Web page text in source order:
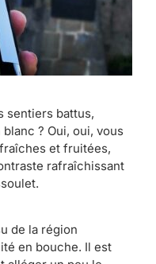
sentiers battus,
? Oui, oui, vous
et fruitées,
rafraîchissant
de la région
en bouche. Il est